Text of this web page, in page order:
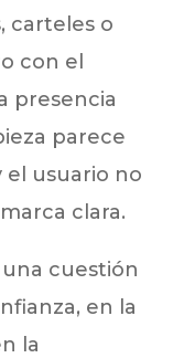
carteles o
con el
presencia
parece
usuario no
clara.
cuestión
en la
la